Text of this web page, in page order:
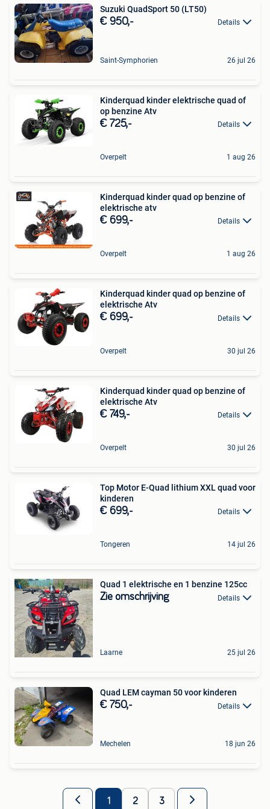
Suzuki QuadSport 50 (LT50)
€ 950,- Details
Saint-Symphorien 26 jul 26
Kinderquad kinder elektrische quad of
op benzine Atv
€ 725,- Details
Overpelt 1 aug 26
Kinderquad kinder quad op benzine of
elektrische atv
€ 699,- Details
Overpelt 1 aug 26
Kinderquad kinder quad op benzine of
elektrische Atv
€ 699,- Details
Overpelt 30 jul 26
Kinderquad kinder quad op benzine of
elektrische Atv
€ 749,- Details
Overpelt 30 jul 26
Top Motor E-Quad lithium XXL quad voor
kinderen
€ 699,- Details
Tongeren 14 jul 26
Quad 1 elektrische en 1 benzine 125cc
Zie omschrijving Details
Laarne 25 jul 26
Quad LEM cayman 50 voor kinderen
€ 750,- Details
Mechelen 18 jun 26
1 2 3